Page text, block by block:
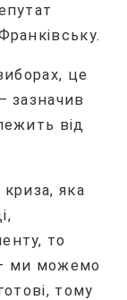
це
зазначив
від
яка
то
ми можемо
тому